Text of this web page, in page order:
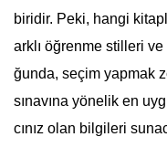
biridir. Peki, hangi
arklı öğrenme stilleri
ğunda, seçim yapmak
sınavına yönelik en
cınız olan bilgileri